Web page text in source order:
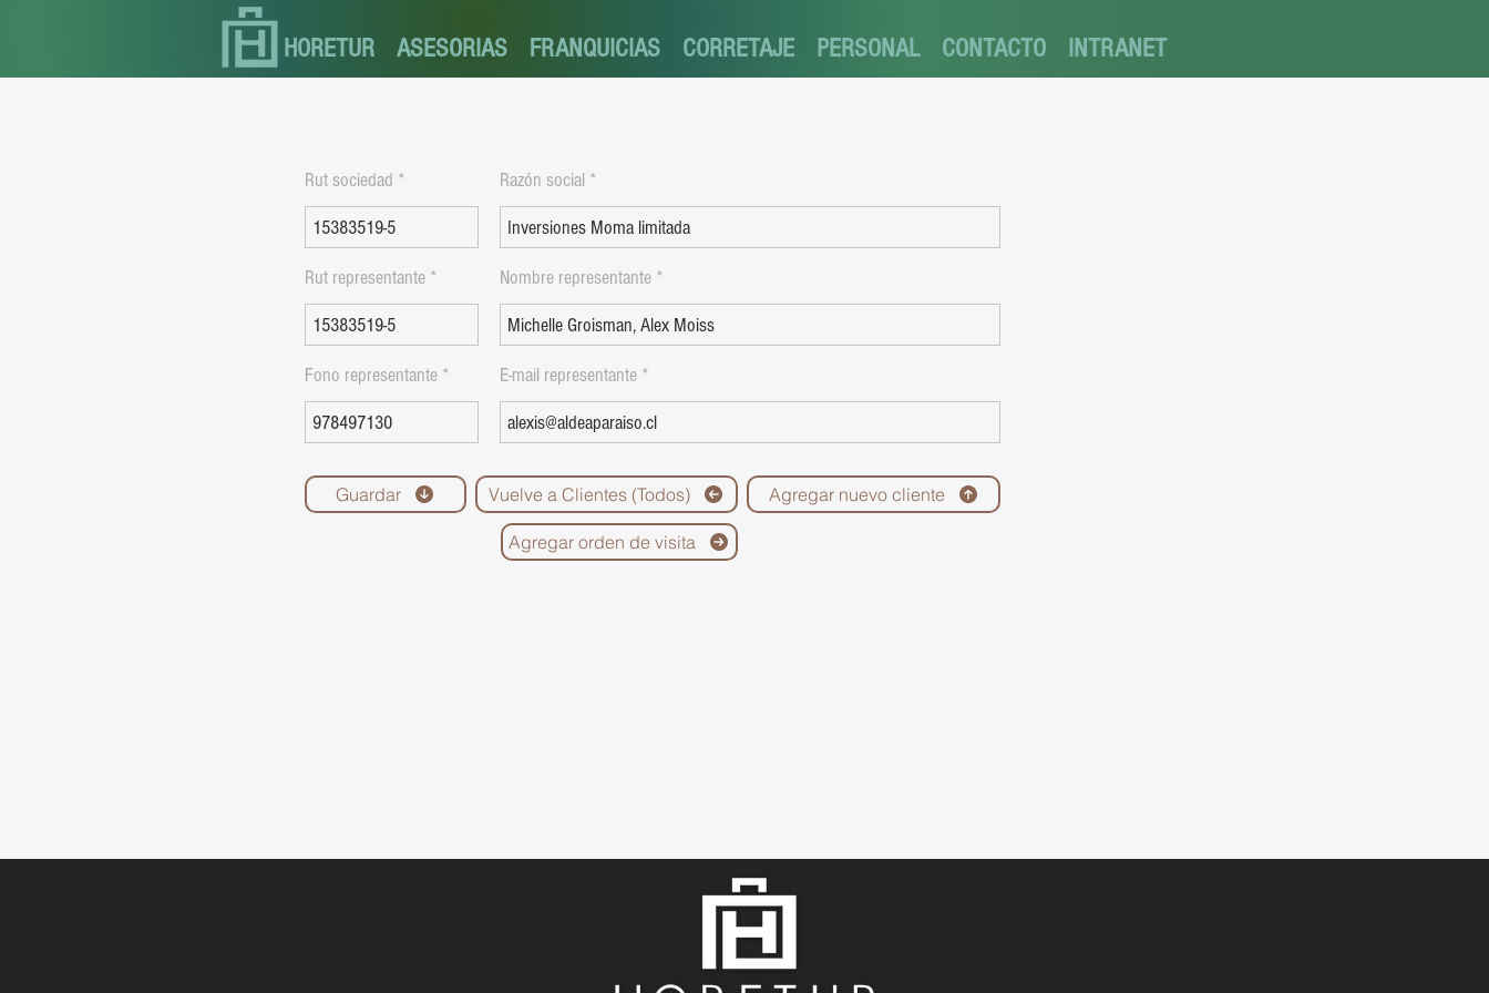
HORETUR ASESORIAS FRANQUICIAS CORRETAJE PERSONAL CONTACTO INTRANET
Rut sociedad Razón social
Rut representante Nombre representante
Fono representante E-mail representante
Guardar Vuelve a Clientes (Todos) Agregar nuevo cliente
Agregar orden de visita